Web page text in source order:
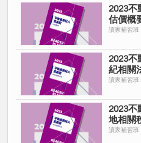
讓學員考上不動產經紀人證
2023不
估價概
讀家補習班
2023不
紀相關
讀家補習班
2023不
地相關
讀家補習班